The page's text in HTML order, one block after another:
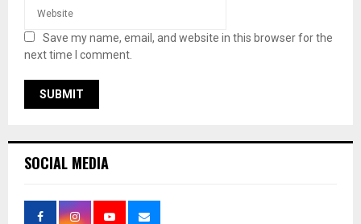
Save my name, email, and website in this browser for the
next time I comment.
SOCIAL MEDIA